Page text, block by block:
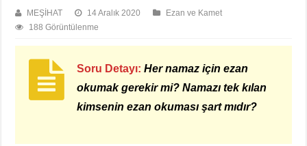
MEŞİHAT 14 Aralık 2020
Ezan ve Kamet
188 Görüntülenme
Soru Detayı:Her namaz için ezan
okumak gerekir mi? Namazı tek kılan
kimsenin ezan okuması şart mıdır?